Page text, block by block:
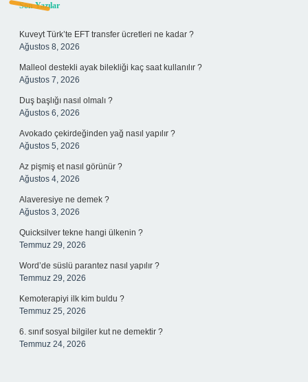
Sidebar
Son Yazılar
Kuveyt Türk’te EFT transfer ücretleri ne kadar ?
Ağustos 8, 2026
Malleol destekli ayak bilekliği kaç saat kullanılır ?
Ağustos 7, 2026
Duş başlığı nasıl olmalı ?
Ağustos 6, 2026
Avokado çekirdeğinden yağ nasıl yapılır ?
Ağustos 5, 2026
Az pişmiş et nasıl görünür ?
Ağustos 4, 2026
Alaveresiye ne demek ?
Ağustos 3, 2026
Quicksilver tekne hangi ülkenin ?
Temmuz 29, 2026
Word’de süslü parantez nasıl yapılır ?
Temmuz 29, 2026
Kemoterapiyi ilk kim buldu ?
Temmuz 25, 2026
6. sınıf sosyal bilgiler kut ne demektir ?
Temmuz 24, 2026